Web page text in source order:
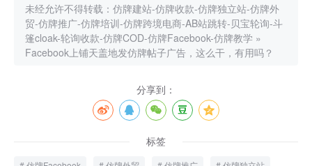
未经允许不得转载： 仿牌建站-仿牌收款-仿牌独立站-仿牌外
贸-仿牌推广-仿牌培训-仿牌跨境电商-AB站跳转-贝宝轮询-斗
篷cloak-轮询收款-仿牌COD-仿牌Facebook-仿牌教学 »
Facebook上铺天盖地发仿牌帖子广告，这么干，有用吗？
分享到：
标签